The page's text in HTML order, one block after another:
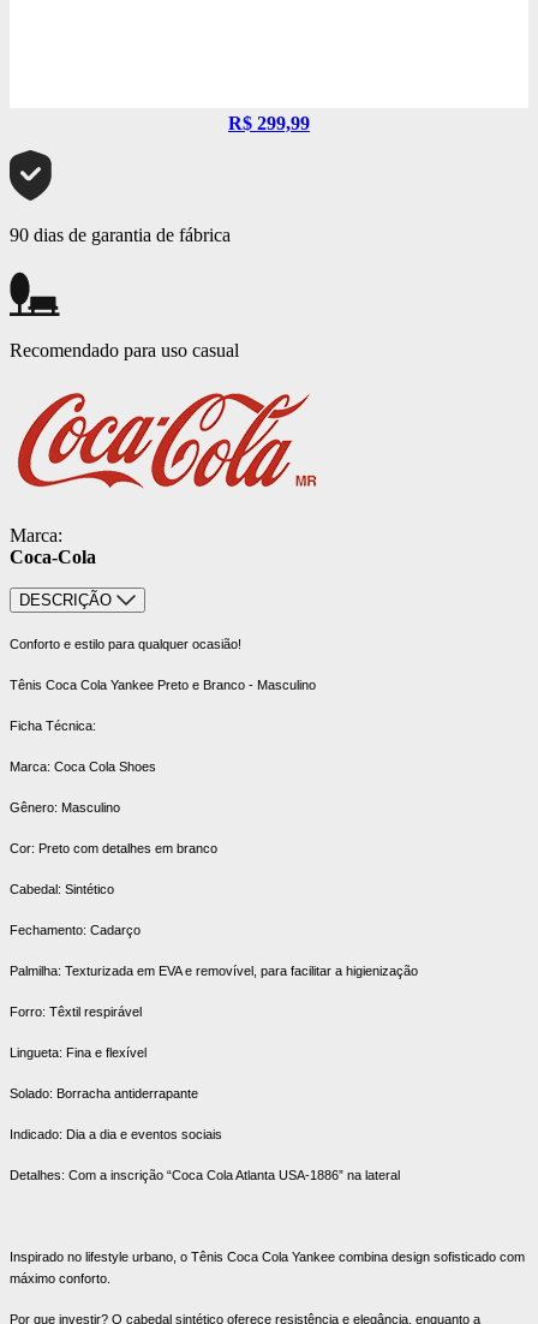
R$ 299,99
90 dias de garantia de fábrica
Recomendado para uso casual
Marca:
Coca-Cola
DESCRIÇÃO
Conforto e estilo para qualquer ocasião!
Tênis Coca Cola Yankee Preto e Branco - Masculino
Ficha Técnica:
Marca: Coca Cola Shoes
Gênero: Masculino
Cor: Preto com detalhes em branco
Cabedal: Sintético
Fechamento: Cadarço
Palmilha: Texturizada em EVA e removível, para facilitar a higienização
Forro: Têxtil respirável
Lingueta: Fina e flexível
Solado: Borracha antiderrapante
Indicado: Dia a dia e eventos sociais
Detalhes: Com a inscrição “Coca Cola Atlanta USA-1886” na lateral
Inspirado no lifestyle urbano, o Tênis Coca Cola Yankee combina design sofisticado com
máximo conforto.
Por que investir? O cabedal sintético oferece resistência e elegância, enquanto a